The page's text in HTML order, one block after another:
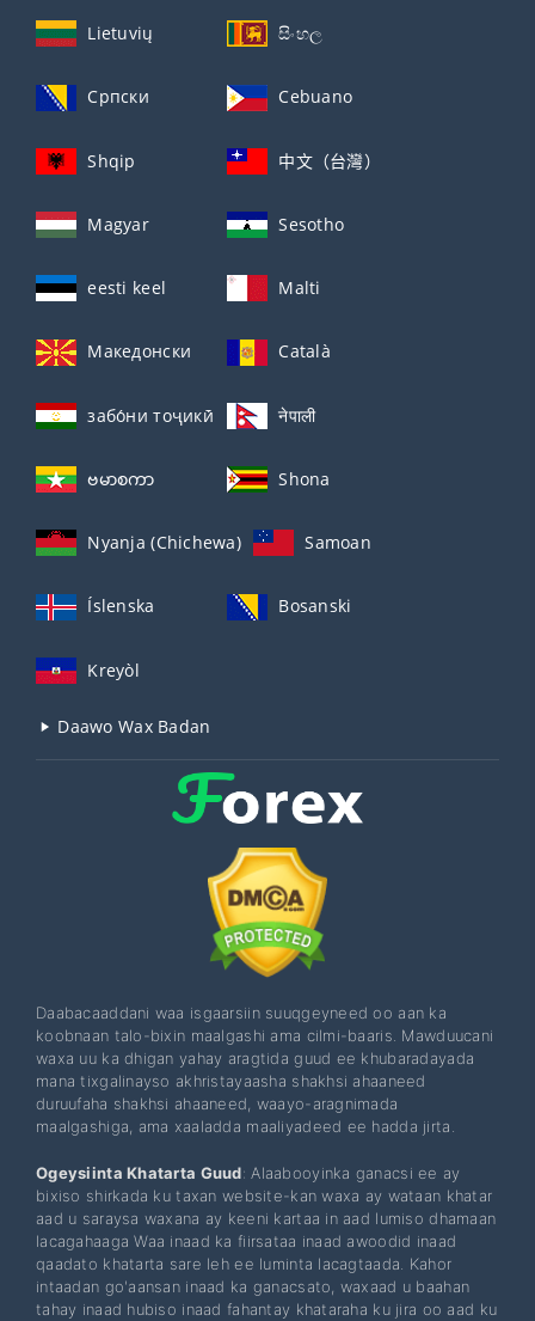
Lietuvių සිංහල
Српски Cebuano
Shqip 中文（台灣）
Magyar Sesotho
eesti keel Malti
Македонски Català
забо́ни тоҷикӣ́ नेपाली
ဗမာစကာ Shona
Nyanja (Chichewa) Samoan
Íslenska Bosanski
Kreyòl
Daawo Wax Badan
Daabacaaddani waa isgaarsiin suuqgeyneed oo aan ka
koobnaan talo-bixin maalgashi ama cilmi-baaris. Mawduucani
waxa uu ka dhigan yahay aragtida guud ee khubaradayada
mana tixgalinayso akhristayaasha shakhsi ahaaneed
duruufaha shakhsi ahaaneed, waayo-aragnimada
maalgashiga, ama xaaladda maaliyadeed ee hadda jirta.
Ogeysiinta Khatarta Guud: Alaabooyinka ganacsi ee ay
bixiso shirkada ku taxan website-kan waxa ay wataan khatar
aad u saraysa waxana ay keeni kartaa in aad lumiso dhamaan
lacagahaaga Waa inaad ka fiirsataa inaad awoodid inaad
qaadato khatarta sare leh ee luminta lacagtaada. Kahor
intaadan go'aansan inaad ka ganacsato, waxaad u baahan
tahay inaad hubiso inaad fahantay khataraha ku jira oo aad ku